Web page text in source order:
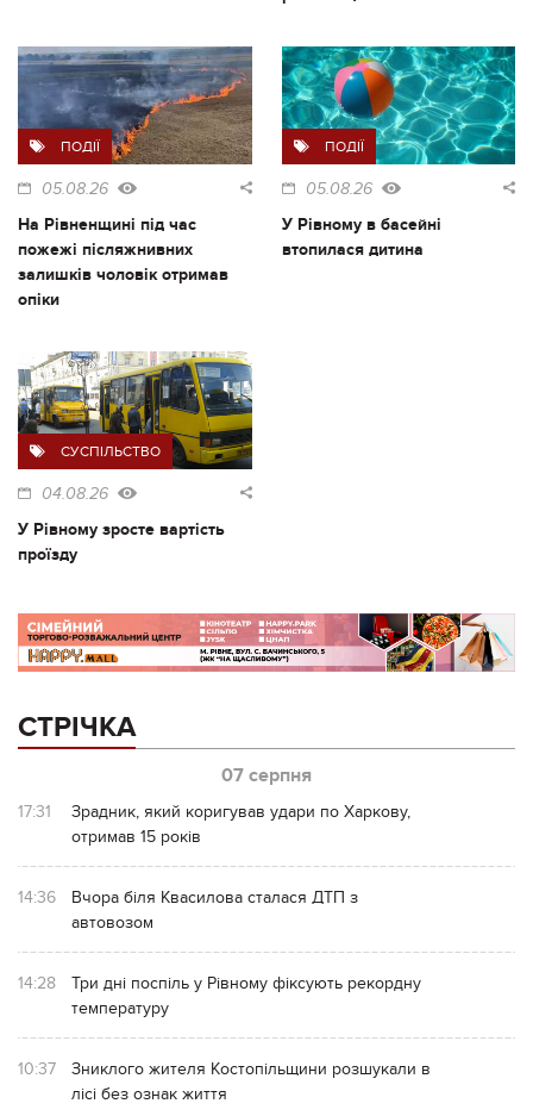
ПОДІЇ
05.08.26
На Рівненщині під час
пожежі післяжнивних
залишків чоловік отримав
опіки
ПОДІЇ
05.08.26
У Рівному в басейні
втопилася дитина
СУСПІЛЬСТВО
04.08.26
У Рівному зросте вартість
проїзду
СТРІЧКА
07 серпня
17:31
Зрадник, який коригував удари по Харкову,
отримав 15 років
14:36
Вчора біля Квасилова сталася ДТП з
автовозом
14:28
Три дні поспіль у Рівному фіксують рекордну
температуру
10:37
Зниклого жителя Костопільщини розшукали в
лісі без ознак життя